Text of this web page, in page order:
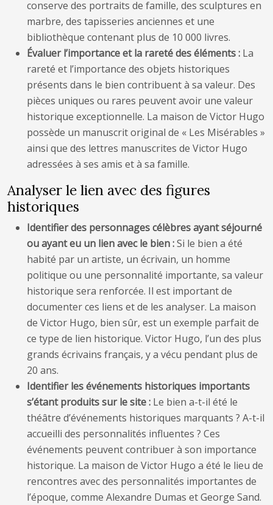
conserve des portraits de famille, des sculptures en
marbre, des tapisseries anciennes et une
bibliothèque contenant plus de 10 000 livres.
Évaluer l’importance et la rareté des éléments : La
rareté et l’importance des objets historiques
présents dans le bien contribuent à sa valeur. Des
pièces uniques ou rares peuvent avoir une valeur
historique exceptionnelle. La maison de Victor Hugo
possède un manuscrit original de « Les Misérables »
ainsi que des lettres manuscrites de Victor Hugo
adressées à ses amis et à sa famille.
Analyser le lien avec des figures
historiques
Identifier des personnages célèbres ayant séjourné
ou ayant eu un lien avec le bien :Si le bien a été
habité par un artiste, un écrivain, un homme
politique ou une personnalité importante, sa valeur
historique sera renforcée. Il est important de
documenter ces liens et de les analyser. La maison
de Victor Hugo, bien sûr, est un exemple parfait de
ce type de lien historique. Victor Hugo, l’un des plus
grands écrivains français, y a vécu pendant plus de
20 ans.
Identifier les événements historiques importants
s’étant produits sur le site : Le bien a-t-il été le
théâtre d’événements historiques marquants ? A-t-il
accueilli des personnalités influentes ? Ces
événements peuvent contribuer à son importance
historique. La maison de Victor Hugo a été le lieu de
rencontres avec des personnalités importantes de
l’époque, comme Alexandre Dumas et George Sand.